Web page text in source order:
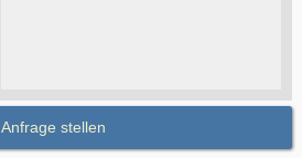
Anfrage stellen